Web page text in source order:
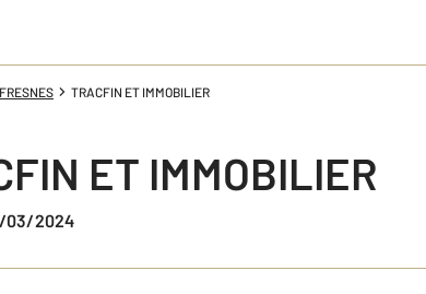
TRACFIN ET IMMOBILIER
ET IMMOBILIER
03/2024